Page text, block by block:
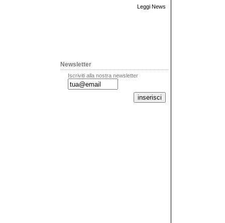
Leggi News
Newsletter
Iscriviti alla nostra newsletter